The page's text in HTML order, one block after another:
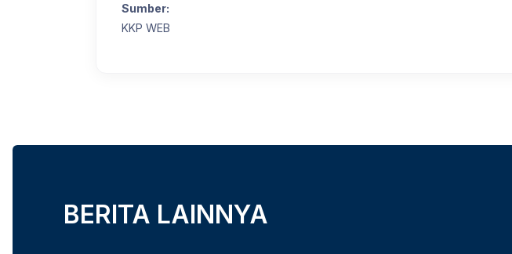
Sumber:
KKP WEB
BERITA LAINNYA